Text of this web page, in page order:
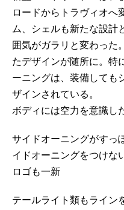
ロードからトラヴィオへ
ム、シェルも新たな設計
囲気がガラリと変わった
たデザインが随所に。特
ーニングは、装備しても
ザインされている。
ボディには空力を意識し
サイドオーニングがすっ
イドオーニングをつけな
ロゴも一新
テールライト類もライン